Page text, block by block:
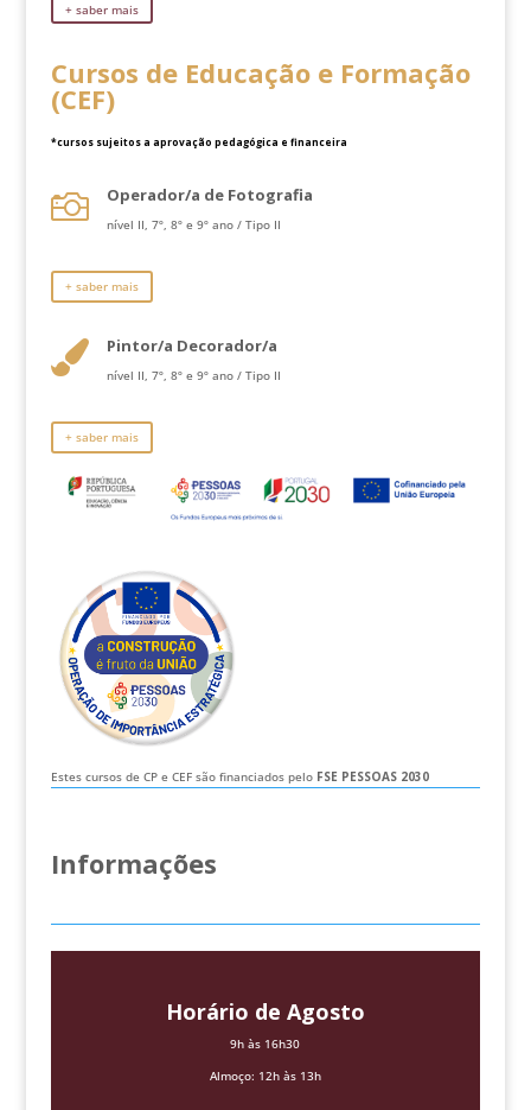
+ saber mais
Cursos de Educação e Formação
(CEF)
*cursos sujeitos a aprovação pedagógica e financeira
 Operador/a de Fotografia
nível II, 7º, 8º e 9º ano / Tipo II
+ saber mais
 Pintor/a Decorador/a
nível II, 7º, 8º e 9º ano / Tipo II
+ saber mais
Estes cursos de CP e CEF são financiados pelo FSE PESSOAS 2030
Informações
Horário de Agosto
9h às 16h30
Almoço: 12h às 13h